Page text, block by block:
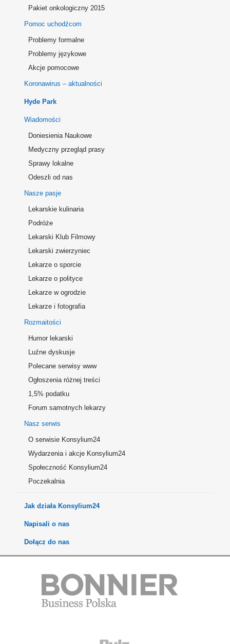
Pakiet onkologiczny 2015
Pomoc uchodźcom
Problemy formalne
Problemy językowe
Akcje pomocowe
Koronawirus – aktualności
Hyde Park
Wiadomości
Doniesienia Naukowe
Medyczny przegląd prasy
Sprawy lokalne
Odeszli od nas
Nasze pasje
Lekarskie kulinaria
Podróże
Lekarski Klub Filmowy
Lekarski zwierzyniec
Lekarze o sporcie
Lekarze o polityce
Lekarze w ogrodzie
Lekarze i fotografia
Rozmaitości
Humor lekarski
Luźne dyskusje
Polecane serwisy www
Ogłoszenia różnej treści
1,5% podatku
Forum samotnych lekarzy
Nasz serwis
O serwisie Konsylium24
Wydarzenia i akcje Konsylium24
Społeczność Konsylium24
Poczekalnia
Jak działa Konsylium24
Napisali o nas
Dołącz do nas